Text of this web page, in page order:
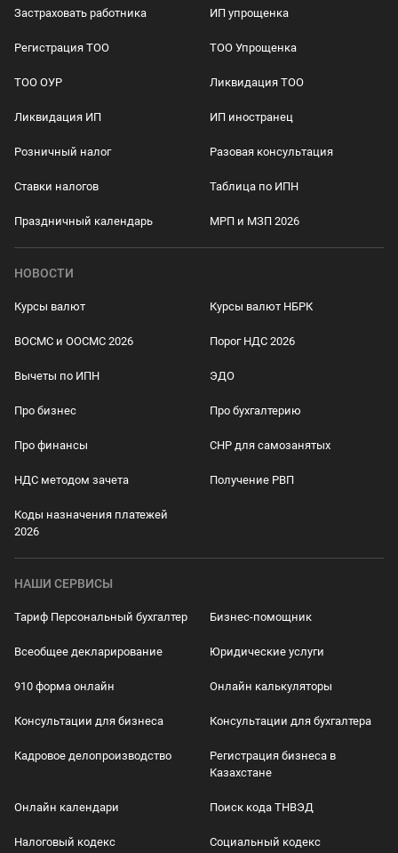
Застраховать работника ИП упрощенка
Регистрация ТОО ТОО Упрощенка
ТОО ОУР Ликвидация ТОО
Ликвидация ИП ИП иностранец
Розничный налог Разовая консультация
Ставки налогов Таблица по ИПН
Праздничный календарь МРП и МЗП 2026
НОВОСТИ
Курсы валют Курсы валют НБРК
ВОСМС и ООСМС 2026 Порог НДС 2026
Вычеты по ИПН ЭДО
Про бизнес Про бухгалтерию
Про финансы СНР для самозанятых
НДС методом зачета Получение РВП
Коды назначения платежей
2026
НАШИ СЕРВИСЫ
Тариф Персональный бухгалтер Бизнес-помощник
Всеобщее декларирование Юридические услуги
910 форма онлайн Онлайн калькуляторы
Консультации для бизнеса Консультации для бухгалтера
Кадровое делопроизводство
Регистрация бизнеса в
Казахстане
Онлайн календари Поиск кода ТНВЭД
Налоговый кодекс Социальный кодекс